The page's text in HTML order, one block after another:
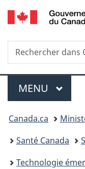
Rechercher
dans
Menu
MENU
Vous
êtes
ici :
Canada.ca
Santé Canada
Technologie